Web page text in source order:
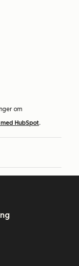
om
HubSpot.